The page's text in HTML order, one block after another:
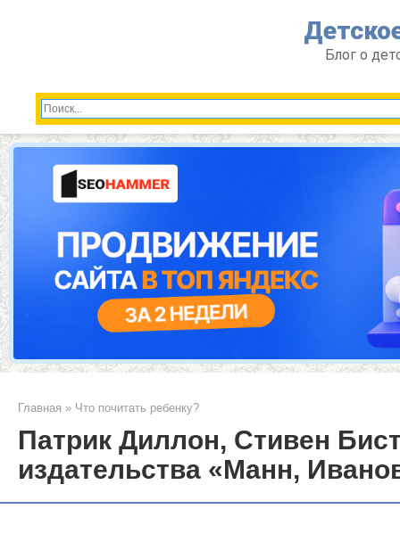
Блог о
Главная » Что почитать ребенку?
Патрик Диллон, Стивен
издательства «Манн,